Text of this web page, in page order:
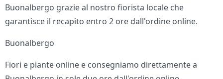
Buonalbergo grazie al nostro fiorista locale che
garantisce il recapito entro 2 ore dall'ordine online.
Buonalbergo
Fiori e piante online e consegniamo direttamente a